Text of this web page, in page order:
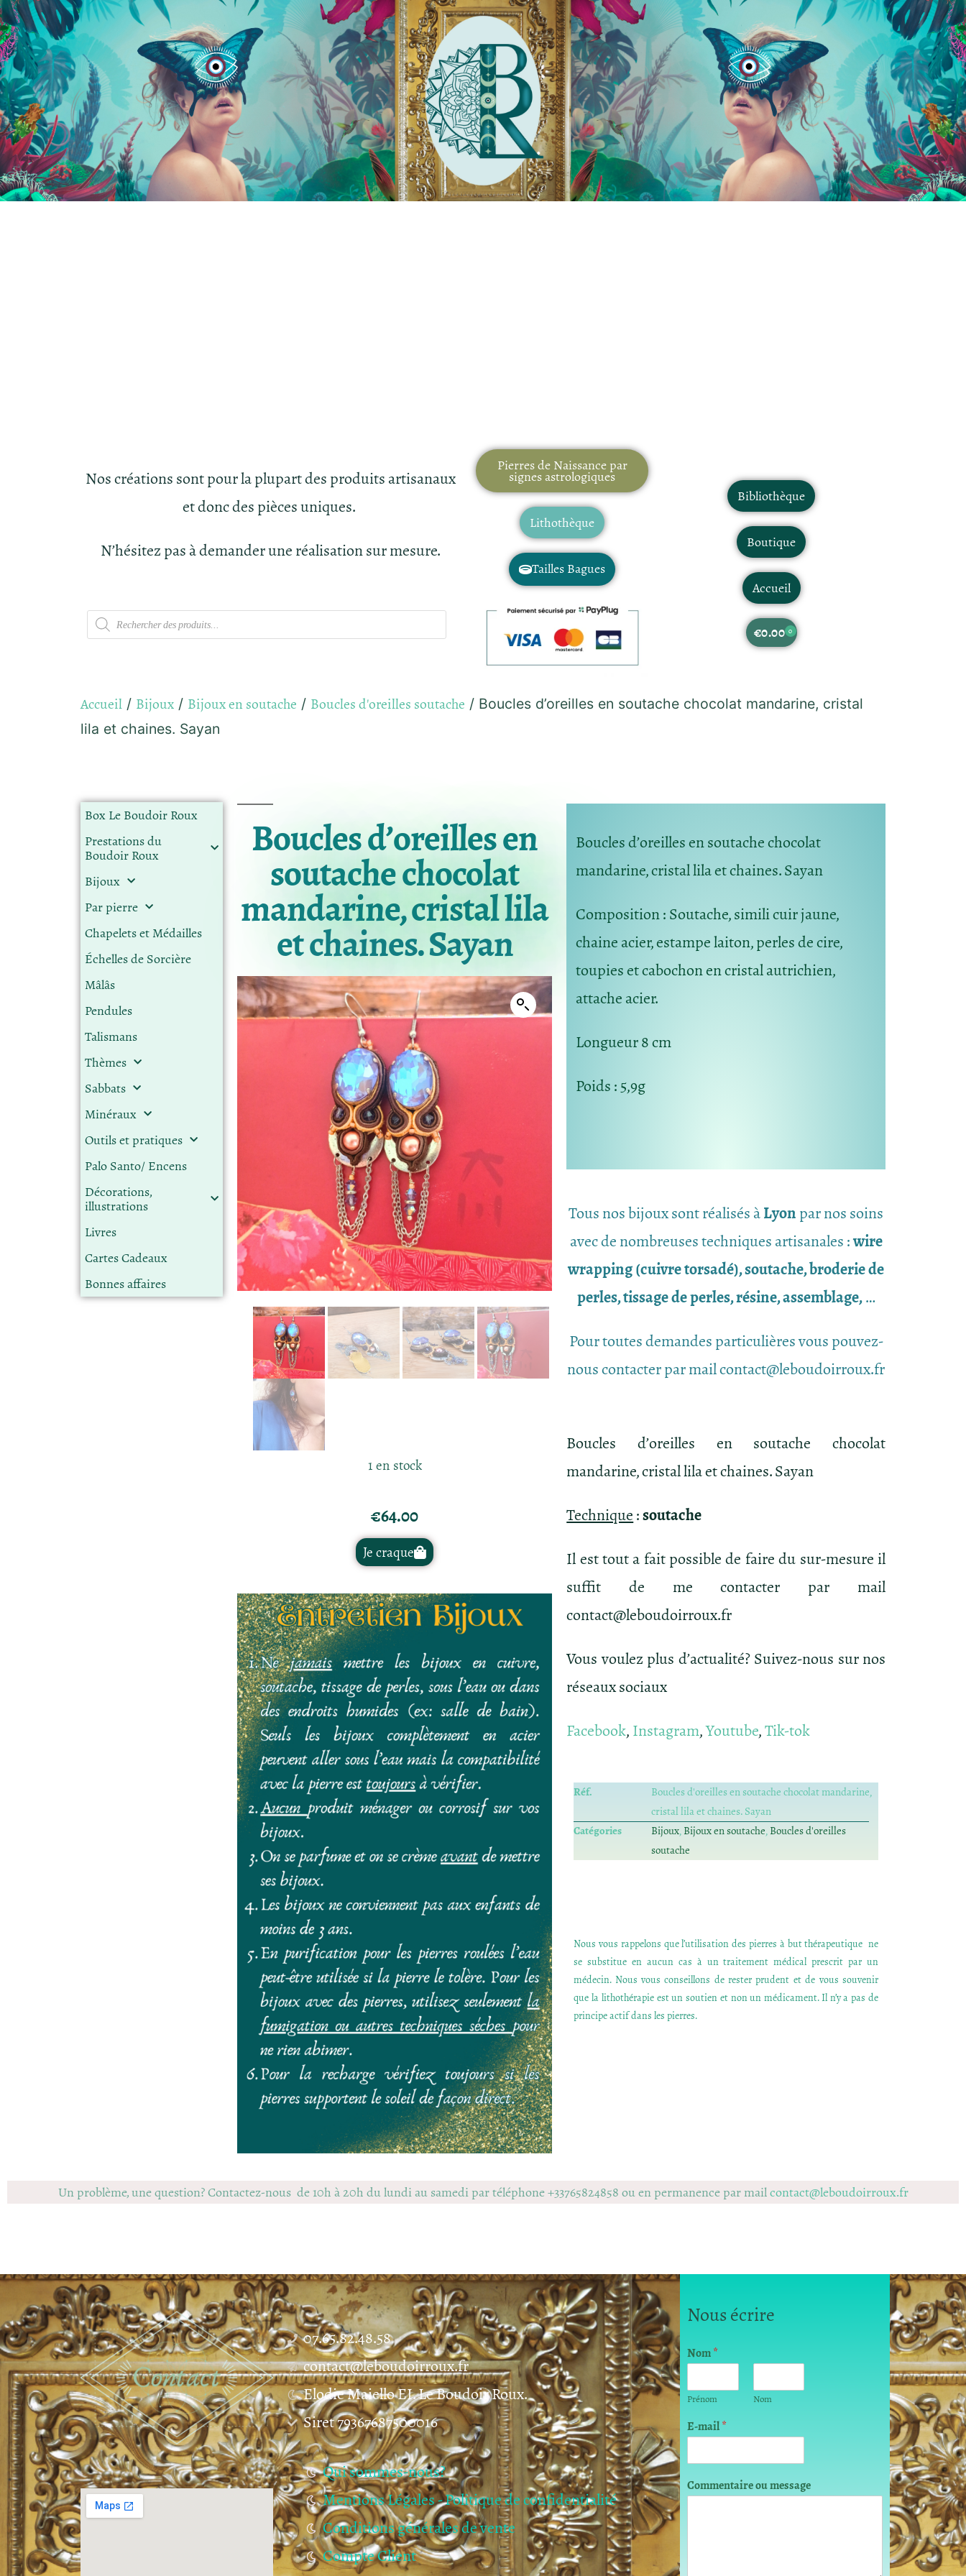
Nos créations sont pour la plupart des produits artisanaux
et donc des pièces uniques.
N’hésitez pas à demander une réalisation sur mesure.
Pierres de Naissance par
signes astrologiques
Lithothèque
Tailles Bagues
Bibliothèque
Boutique
Accueil
€0.00 0
Accueil / Bijoux / Bijoux en soutache / Boucles d'oreilles soutache / Boucles d’oreilles en soutache chocolat mandarine, cristal
lila et chaines. Sayan
Box Le Boudoir Roux
Prestations du
Boudoir Roux
Bijoux
Par pierre
Chapelets et Médailles
Échelles de Sorcière
Mâlâs
Pendules
Talismans
Thèmes
Sabbats
Minéraux
Outils et pratiques
Palo Santo/ Encens
Décorations,
illustrations
Livres
Cartes Cadeaux
Bonnes affaires
Boucles d’oreilles en
soutache chocolat
mandarine, cristal lila
et chaines. Sayan
1 en stock
€64.00
Je craque
Boucles d’oreilles en soutache chocolat
mandarine, cristal lila et chaines. Sayan
Composition: Soutache, simili cuir jaune,
chaine acier, estampe laiton, perles de cire,
toupies et cabochon en cristal autrichien,
attache acier.
Longueur8 cm
Poids: 5,9g
Tous nos bijoux sont réalisés àLyonpar nos soins
avec de nombreuses techniques artisanales :wire
wrapping (cuivre torsadé), soutache, broderie de
perles, tissage de perles, résine, assemblage,…
Pour toutes demandes particulières vous pouvez-
nous contacter par mail contact@leboudoirroux.fr
Boucles d’oreilles en soutache chocolat
mandarine, cristal lila et chaines. Sayan
Technique:soutache
Il est tout a fait possible de faire du sur-mesure il
suffit de me contacter par mail
contact@leboudoirroux.fr
Vous voulez plus d’actualité? Suivez-nous sur nos
réseaux sociaux
Facebook,Instagram,Youtube,Tik-tok
Réf.
Boucles d'oreilles en soutache chocolat mandarine,
cristal lila et chaines. Sayan
Catégories
Bijoux,Bijoux en soutache,Boucles d'oreilles
soutache
Nous vous rappelons que l’utilisation des pierres à but thérapeutique ne
se substitue en aucun cas à un traitement médical prescrit par un
médecin. Nous vous conseillons de rester prudent et de vous souvenir
que la lithothérapie est un soutien et non un médicament. Il n’y a pas de
principe actif dans les pierres.
Un problème, une question? Contactez-nous de 10h à 20h du lundi au samedi par téléphone +33765824858 ou en permanence par mailcontact@leboudoirroux.fr
07.65.82.48.58
contact@leboudoirroux.fr
Elodie Maiello EI. Le Boudoir Roux.
Siret 79367687500016
Qui sommes-nous?
Mentions Légales - Politique de confidentialité
Conditions générales de vente
Compte Client
Nous écrire
Nom*
Prénom Nom
E-mail*
N
o
Commentaire ou message